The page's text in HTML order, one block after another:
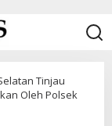
Tinjau
Oleh Polsek